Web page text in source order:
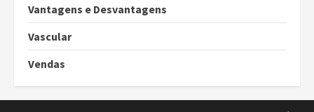
Vantagens e Desvantagens
Vascular
Vendas